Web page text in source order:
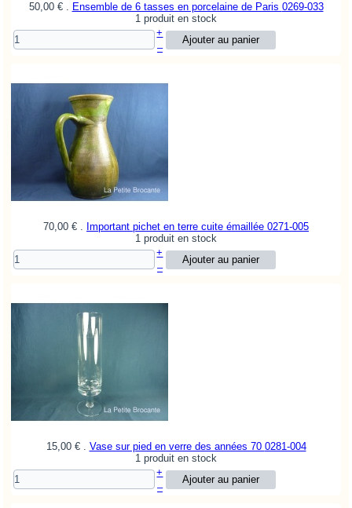
50,00 € . Ensemble de 6 tasses en porcelaine de Paris 0269-033
1 produit en stock
+
–
70,00 € . Important pichet en terre cuite émaillée 0271-005
1 produit en stock
+
–
15,00 € . Vase sur pied en verre des années 70 0281-004
1 produit en stock
+
–